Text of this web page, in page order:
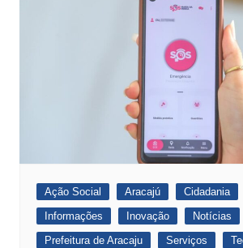
Ação Social Aracajú Cidadania
Informações
Inovação
Notícias
Prefeitura de Aracaju
Serviços